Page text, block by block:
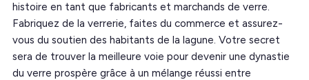
histoire en tant que fabricants et marchands de verre.
Fabriquez de la verrerie, faites du commerce et assurez-
vous du soutien des habitants de la lagune. Votre secret
sera de trouver la meilleure voie pour devenir une dynastie
du verre prospère grâce à un mélange réussi entre